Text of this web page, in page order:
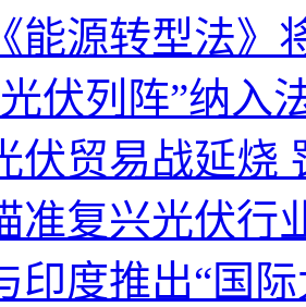
能源转型法》
伏列阵”纳入
伏贸易战延烧
准复兴光伏行
印度推出“国